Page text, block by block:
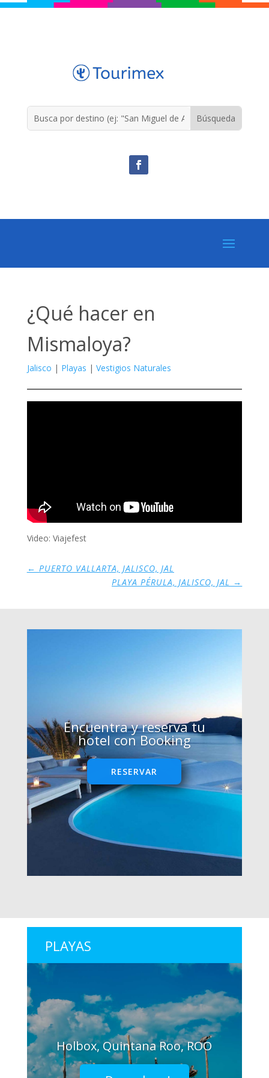
¿Qué hacer en
Mismaloya?
Jalisco | Playas | Vestigios Naturales
Video: Viajefest
← PUERTO VALLARTA, JALISCO, JAL
PLAYA PÉRULA, JALISCO, JAL →
Encuentra y reserva tu
hotel con Booking
RESERVAR
PLAYAS
Holbox, Quintana Roo, ROO